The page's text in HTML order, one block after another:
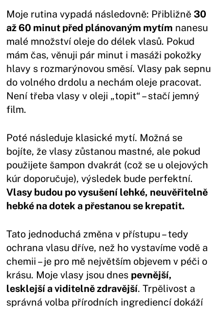
Moje rutina vypadá následovně: Přibližně 30
až 60 minut před plánovaným mytím nanesu
malé množství oleje do délek vlasů. Pokud
mám čas, věnuji pár minut i masáži pokožky
hlavy s rozmarýnovou směsí. Vlasy pak sepnu
do volného drdolu a nechám oleje pracovat.
Není třeba vlasy v oleji „topit“ – stačí jemný
film.
Poté následuje klasické mytí. Možná se
bojíte, že vlasy zůstanou mastné, ale pokud
použijete šampon dvakrát (což se u olejových
kúr doporučuje), výsledek bude perfektní.
Vlasy budou po vysušení lehké, neuvěřitelně
hebké na dotek a přestanou se krepatit.
Tato jednoduchá změna v přístupu – tedy
ochrana vlasu dříve, než ho vystavíme vodě a
chemii – je pro mě největším objevem v péči o
krásu. Moje vlasy jsou dnes pevnější,
lesklejší a viditelně zdravější. Trpělivost a
správná volba přírodních ingrediencí dokáží